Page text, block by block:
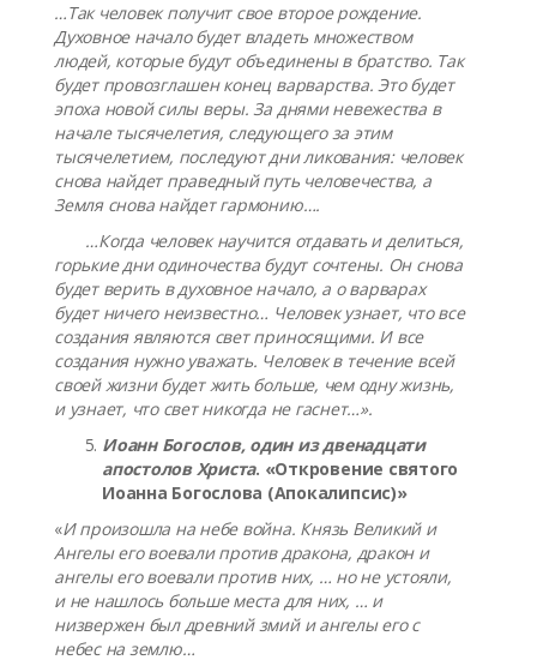
…Так человек получит свое второе рождение.
Духовное начало будет владеть множеством
людей, которые будут объединены в братство. Так
будет провозглашен конец варварства. Это будет
эпоха новой силы веры. За днями невежества в
начале тысячелетия, следующего за этим
тысячелетием, последуют дни ликования: человек
снова найдет праведный путь человечества, а
Земля снова найдет гармонию….
…Когда человек научится отдавать и делиться,
горькие дни одиночества будут сочтены. Он снова
будет верить в духовное начало, а о варварах
будет ничего неизвестно… Человек узнает, что все
создания являются свет приносящими. И все
создания нужно уважать. Человек в течение всей
своей жизни будет жить больше, чем одну жизнь,
и узнает, что свет никогда не гаснет…».
Иоанн Богослов, один из двенадцати
апостолов Христа. «Откровение святого
Иоанна Богослова (Апокалипсис)»
«И произошла на небе война. Князь Великий и
Ангелы его воевали против дракона, дракон и
ангелы его воевали против них, … но не устояли,
и не нашлось больше места для них, … и
низвержен был древний змий и ангелы его с
небес на землю…